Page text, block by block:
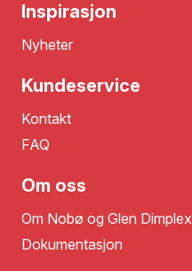
Inspirasjon
Nyheter
Kundeservice
Kontakt
FAQ
Om oss
Om Nobø og Glen Dimplex
Dokumentasjon